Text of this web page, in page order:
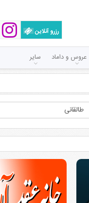
رزرو آنلاین
و داماد سایر